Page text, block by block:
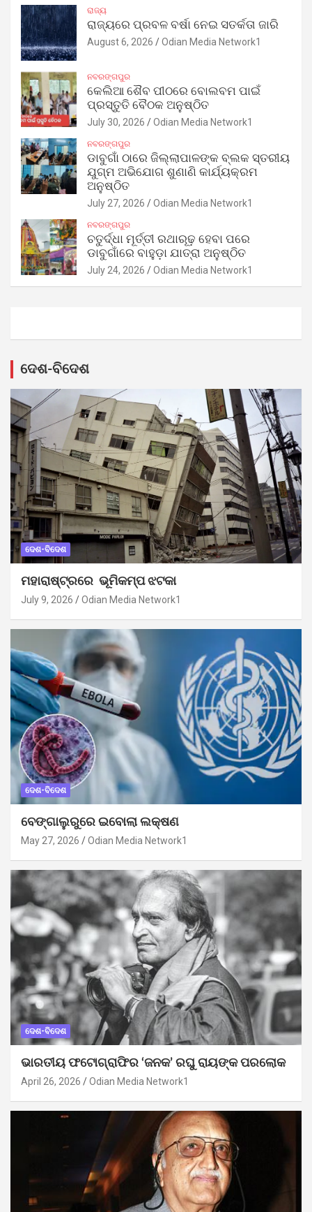
ରାଜ୍ୟ
ରାଜ୍ୟରେ ପ୍ରବଳ ବର୍ଷା ନେଇ ସତର୍କତା ଜାରି
August 6, 2026 Odian Media Network1
ନବରଙ୍ଗପୁର
କେଲିଆ ଶୈବ ପୀଠରେ ବୋଲବମ ପାଇଁ
ପ୍ରସ୍ତୁତି ବୈଠକ ଅନୁଷ୍ଠିତ
July 30, 2026 Odian Media Network1
ନବରଙ୍ଗପୁର
ଡାବୁଗାଁ ଠାରେ ଜିଲ୍ଲାପାଳଙ୍କ ବ୍ଲକ ସ୍ତରୀୟ
ଯୁଗ୍ମ ଅଭିଯୋଗ ଶୁଣାଣି କାର୍ଯ୍ୟକ୍ରମ
ଅନୁଷ୍ଠିତ
July 27, 2026 Odian Media Network1
ନବରଙ୍ଗପୁର
ଚତୁର୍ଦ୍ଧା ମୂର୍ତ୍ତୀ ରଥାରୂଢ଼ ହେବା ପରେ
ଡାବୁଗାଁରେ ବାହୁଡ଼ା ଯାତ୍ରା ଅନୁଷ୍ଠିତ
July 24, 2026 Odian Media Network1
ଦେଶ-ବିଦେଶ
ଦେଶ-ବିଦେଶ
ମହାରାଷ୍ଟ୍ରରେ ଭୂମିକମ୍ପ ଝଟକା
July 9, 2026 Odian Media Network1
ଦେଶ-ବିଦେଶ
ବେଙ୍ଗାଲୁରୁରେ ଇବୋଲା ଲକ୍ଷଣ
May 27, 2026 Odian Media Network1
ଦେଶ-ବିଦେଶ
ଭାରତୀୟ ଫଟୋଗ୍ରାଫିର ‘ଜନକ’ ରଘୁ ରାୟଙ୍କ ପରଲୋକ
April 26, 2026 Odian Media Network1